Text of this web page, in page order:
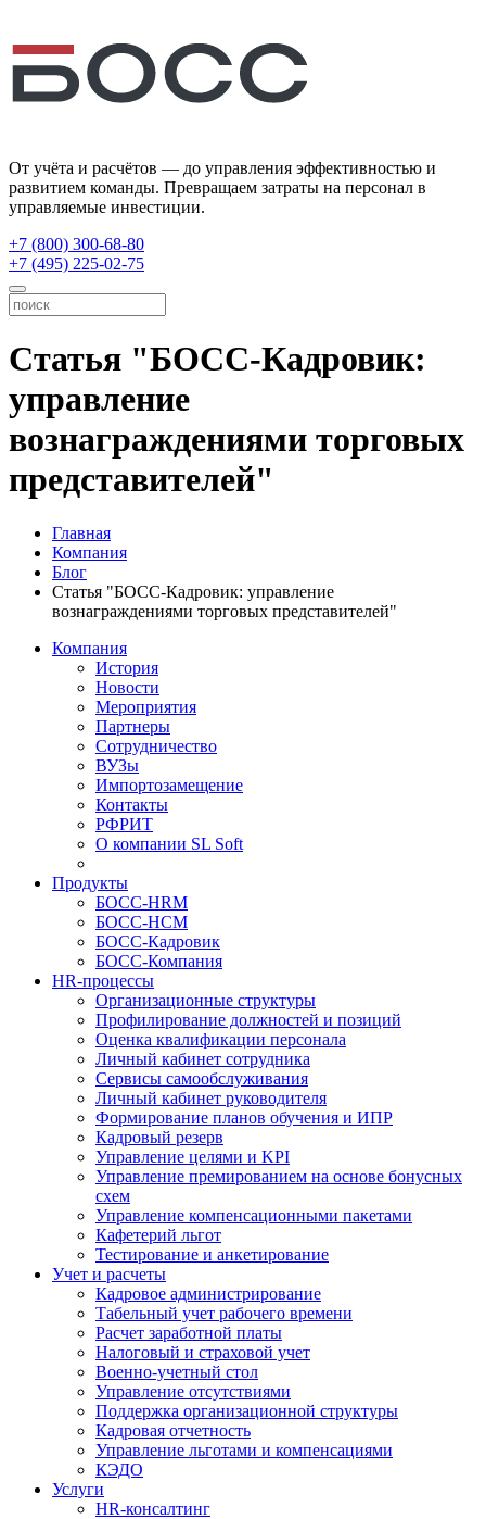
От учёта и расчётов — до управления эффективностью и
развитием команды. Превращаем затраты на персонал в
управляемые инвестиции.
+7 (800) 300-68-80
+7 (495) 225-02-75
Статья "БОСС-Кадровик:
управление
вознаграждениями торговых
представителей"
Главная
Компания
Блог
Статья "БОСС-Кадровик: управление
вознаграждениями торговых представителей"
Компания
История
Новости
Мероприятия
Партнеры
Сотрудничество
ВУЗы
Импортозамещение
Контакты
РФРИТ
О компании SL Soft
Продукты
БОСС-HRM
БОСС-HCM
БОСС-Кадровик
БОСС-Компания
HR-процессы
Организационные структуры
Профилирование должностей и позиций
Оценка квалификации персонала
Личный кабинет сотрудника
Сервисы самообслуживания
Личный кабинет руководителя
Формирование планов обучения и ИПР
Кадровый резерв
Управление целями и KPI
Управление премированием на основе бонусных
схем
Управление компенсационными пакетами
Кафетерий льгот
Тестирование и анкетирование
Учет и расчеты
Кадровое администрирование
Табельный учет рабочего времени
Расчет заработной платы
Налоговый и страховой учет
Военно-учетный стол
Управление отсутствиями
Поддержка организационной структуры
Кадровая отчетность
Управление льготами и компенсациями
КЭДО
Услуги
HR-консалтинг